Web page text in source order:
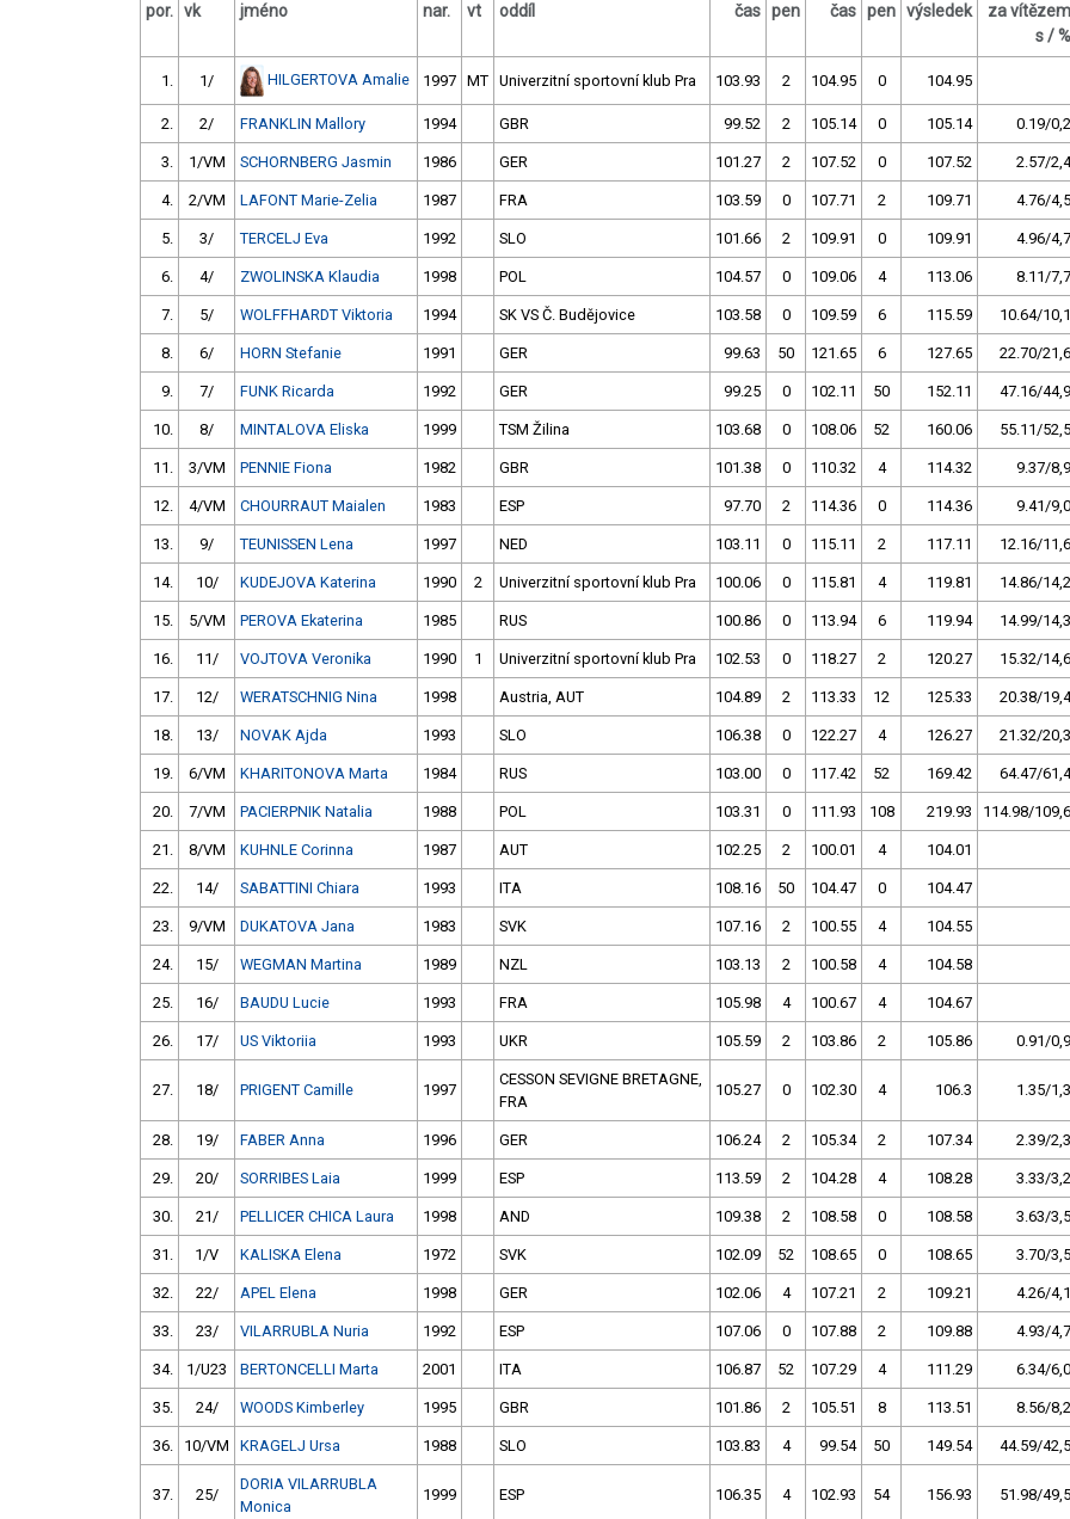
por. vk jméno nar. vt oddíl čas pen čas pen výsledek
za vítězem
s / %
1. 1/ HILGERTOVA Amalie 1997 MT Univerzitní sportovní klub Pra 103.93 2 104.95 0 104.95
2. 2/ FRANKLIN Mallory 1994 GBR 99.52 2 105.14 0 105.14 0.19/0,2
3. 1/VM SCHORNBERG Jasmin 1986 GER 101.27 2 107.52 0 107.52 2.57/2,4
4. 2/VM LAFONT Marie-Zelia 1987 FRA 103.59 0 107.71 2 109.71 4.76/4,5
5. 3/ TERCELJ Eva 1992 SLO 101.66 2 109.91 0 109.91 4.96/4,7
6. 4/ ZWOLINSKA Klaudia 1998 POL 104.57 0 109.06 4 113.06 8.11/7,7
7. 5/ WOLFFHARDT Viktoria 1994 SK VS Č. Budějovice 103.58 0 109.59 6 115.59 10.64/10,1
8. 6/ HORN Stefanie 1991 GER 99.63 50 121.65 6 127.65 22.70/21,6
9. 7/ FUNK Ricarda 1992 GER 99.25 0 102.11 50 152.11 47.16/44,9
10. 8/ MINTALOVA Eliska 1999 TSM Žilina 103.68 0 108.06 52 160.06 55.11/52,5
11. 3/VM PENNIE Fiona 1982 GBR 101.38 0 110.32 4 114.32 9.37/8,9
12. 4/VM CHOURRAUT Maialen 1983 ESP 97.70 2 114.36 0 114.36 9.41/9,0
13. 9/ TEUNISSEN Lena 1997 NED 103.11 0 115.11 2 117.11 12.16/11,6
14. 10/ KUDEJOVA Katerina 1990 2 Univerzitní sportovní klub Pra 100.06 0 115.81 4 119.81 14.86/14,2
15. 5/VM PEROVA Ekaterina 1985 RUS 100.86 0 113.94 6 119.94 14.99/14,3
16. 11/ VOJTOVA Veronika 1990 1 Univerzitní sportovní klub Pra 102.53 0 118.27 2 120.27 15.32/14,6
17. 12/ WERATSCHNIG Nina 1998 Austria, AUT 104.89 2 113.33 12 125.33 20.38/19,4
18. 13/ NOVAK Ajda 1993 SLO 106.38 0 122.27 4 126.27 21.32/20,3
19. 6/VM KHARITONOVA Marta 1984 RUS 103.00 0 117.42 52 169.42 64.47/61,4
20. 7/VM PACIERPNIK Natalia 1988 POL 103.31 0 111.93 108 219.93 114.98/109,6
21. 8/VM KUHNLE Corinna 1987 AUT 102.25 2 100.01 4 104.01
22. 14/ SABATTINI Chiara 1993 ITA 108.16 50 104.47 0 104.47
23. 9/VM DUKATOVA Jana 1983 SVK 107.16 2 100.55 4 104.55
24. 15/ WEGMAN Martina 1989 NZL 103.13 2 100.58 4 104.58
25. 16/ BAUDU Lucie 1993 FRA 105.98 4 100.67 4 104.67
26. 17/ US Viktoriia 1993 UKR 105.59 2 103.86 2 105.86 0.91/0,9
27. 18/ PRIGENT Camille 1997
CESSON SEVIGNE BRETAGNE,
FRA
105.27 0 102.30 4 106.3 1.35/1,3
28. 19/ FABER Anna 1996 GER 106.24 2 105.34 2 107.34 2.39/2,3
29. 20/ SORRIBES Laia 1999 ESP 113.59 2 104.28 4 108.28 3.33/3,2
30. 21/ PELLICER CHICA Laura 1998 AND 109.38 2 108.58 0 108.58 3.63/3,5
31. 1/V KALISKA Elena 1972 SVK 102.09 52 108.65 0 108.65 3.70/3,5
32. 22/ APEL Elena 1998 GER 102.06 4 107.21 2 109.21 4.26/4,1
33. 23/ VILARRUBLA Nuria 1992 ESP 107.06 0 107.88 2 109.88 4.93/4,7
34. 1/U23 BERTONCELLI Marta 2001 ITA 106.87 52 107.29 4 111.29 6.34/6,0
35. 24/ WOODS Kimberley 1995 GBR 101.86 2 105.51 8 113.51 8.56/8,2
36. 10/VM KRAGELJ Ursa 1988 SLO 103.83 4 99.54 50 149.54 44.59/42,5
37. 25/
DORIA VILARRUBLA
Monica
1999 ESP 106.35 4 102.93 54 156.93 51.98/49,5